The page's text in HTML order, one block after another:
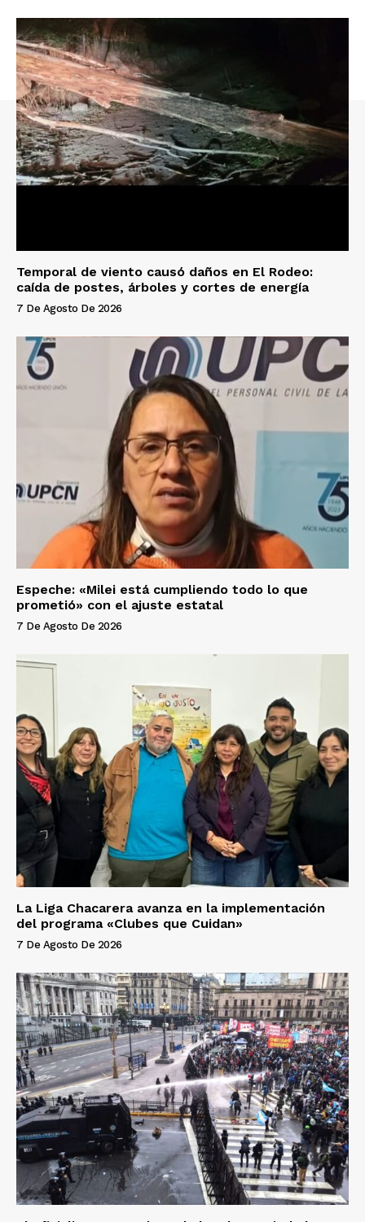
Temporal de viento causó daños en El Rodeo:
caída de postes, árboles y cortes de energía
7 De Agosto De 2026
Espeche: «Milei está cumpliendo todo lo que
prometió» con el ajuste estatal
7 De Agosto De 2026
La Liga Chacarera avanza en la implementación
del programa «Clubes que Cuidan»
7 De Agosto De 2026